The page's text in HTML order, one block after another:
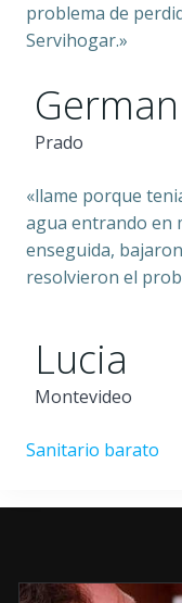
problema de
Servihogar.»
German
Prado
«llame porque
agua entrando en
enseguida,
resolvieron el
Lucia
Montevideo
Sanitario barato